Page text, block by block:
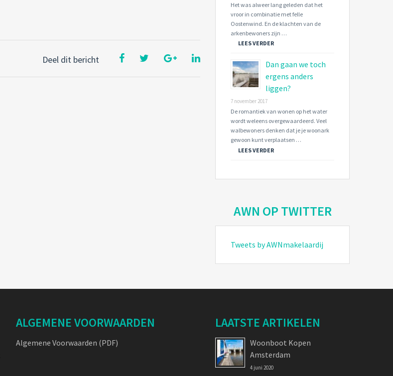
Deel dit bericht
Het was alweer lang geleden dat het
vroor in combinatie met felle
Oostenwind. En de klachten van de
arkenbewoners zijn …
LEES VERDER
Dan gaan we toch
ergens anders
liggen?
7 november 2017
De romantiek van wonen op het water
wordt weleens overgewaardeerd. Veel
walbewoners denken dat je je woonark
gewoon kunt verplaatsen …
LEES VERDER
AWN OP TWITTER
Tweets by AWNmakelaardij
ALGEMENE VOORWAARDEN
Algemene Voorwaarden (PDF)
LAATSTE ARTIKELEN
Woonboot Kopen
Amsterdam
4 juni 2020